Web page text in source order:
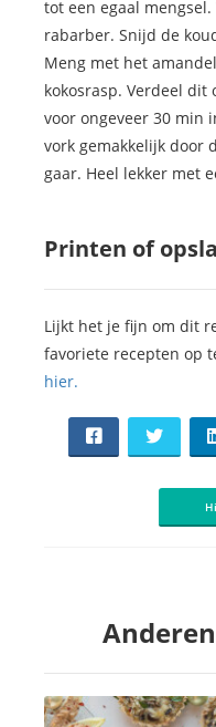
tot een egaal
rabarber. Snijd de
Meng met het
kokosrasp. Verdeel dit
voor ongeveer 30 min
vork gemakkelijk door
gaar. Heel lekker met
Printen of
Lijkt het je fijn om dit
favoriete recepten op
hier.